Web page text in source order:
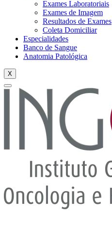
Exames Laboratoriais
Exames de Imagem
Resultados de Exames
Coleta Domiciliar
Especialidades
Banco de Sangue
Anatomia Patológica
X